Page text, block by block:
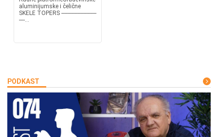
aluminijumske i čelične
SKELE TOPERS ------------------------
----...
PODKAST